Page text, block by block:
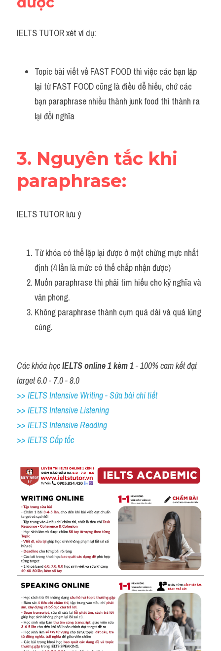
IELTS TUTOR xét ví dụ:
Topic bài viết về FAST FOOD thì việc các bạn lặp
lại từ FAST FOOD cũng là điều dễ hiểu, chứ các
bạn paraphrase nhiều thành junk food thì thành ra
lại đổi nghĩa
3. Nguyên tắc khi
paraphrase:
IELTS TUTOR lưu ý
Từ khóa có thể lặp lại được ở một chừng mực nhất
định (4 lần là mức có thể chấp nhận được)
Muốn paraphrase thì phải tìm hiểu cho kỹ nghĩa và
văn phong.
Không paraphrase thành cụm quá dài và quá lủng
củng.
Các khóa học IELTS online 1 kèm 1 - 100% cam kết đạt
target 6.0 - 7.0 - 8.0
>> IELTS Intensive Writing - Sửa bài chi tiết
>> IELTS Intensive Listening
>> IELTS Intensive Reading
>> IELTS Cấp tốc